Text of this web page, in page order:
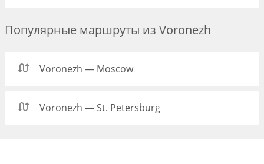
Популярные маршруты из Voronezh
Voronezh — Moscow
Voronezh — St. Petersburg